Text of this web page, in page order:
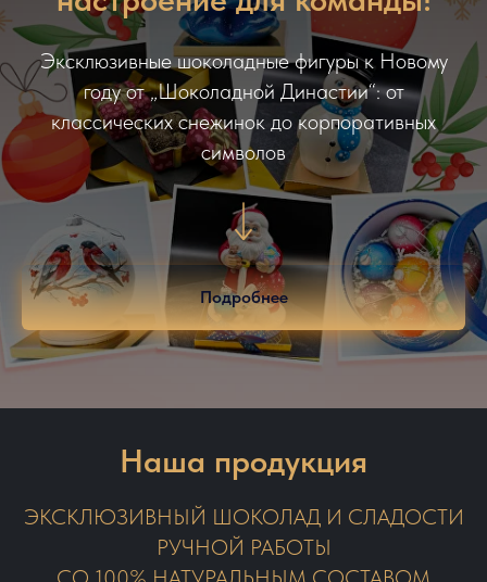
Эксклюзивные шоколадные фигуры к Новому
году от „Шоколадной Династии“: от
классических снежинок до корпоративных
символов
Подробнее
Наша продукция
ЭКСКЛЮЗИВНЫЙ ШОКОЛАД И СЛАДОСТИ
РУЧНОЙ РАБОТЫ